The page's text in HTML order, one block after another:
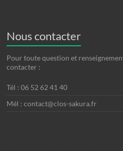
Nous contacter
Pour toute question et
contacter :
Tél : 06 52 62 41 40
Mél : contact@clos-sakura.fr